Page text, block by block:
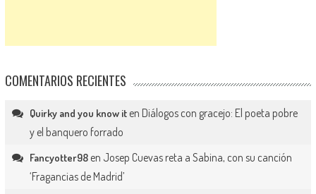
COMENTARIOS RECIENTES
Quirky and you know iten Diálogos con gracejo: El poeta pobre
y el banquero forrado
Fancyotter98en Josep Cuevas reta a Sabina, con su canción
‘Fragancias de Madrid’